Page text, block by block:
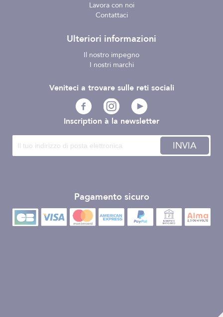
Lavora con noi
Contattaci
Ulteriori informazioni
Il nostro impegno
I nostri marchi
Inscription à la newsletter
INVIA
Pagamento sicuro
Veniteci a trovare sulle reti sociali